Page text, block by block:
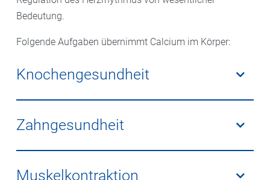
Bedeutung.
Folgende Aufgaben übernimmt Calcium im Körper:
Knochengesundheit
Eingebettet in das sogenannte Kollagen macht
Calcium als Mineralbaustein den Knochen stabil. Der
Knochenstoffwechsel nimmt Calcium auf und baut es
wieder ab, um den Knochen gesund zu erhalten.
Calcium kann Osteoporose vorbeugen.
Zahngesundheit
Durch Calcium wird der Zahnschmelz
widerstandsfähiger und remineralisiert.
Muskelkontraktion